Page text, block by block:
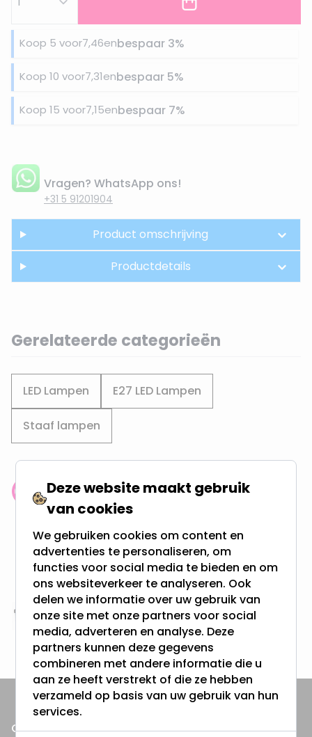
Koop 5 voor7,46enbespaar 3%
Koop 10 voor7,31enbespaar 5%
Koop 15 voor7,15enbespaar 7%
Vragen? WhatsApp ons!
+31 5 91201904
Product omschrijving
Productdetails
Gerelateerde categorieën
LED Lampen E27 LED Lampen
Staaf lampen
Klantenbeoordeling: 9.4/10
meer dan 100.000 klanten gingen u voor
Gratis verzending + snel geleverd
Vanaf EUR100,- naar NL & BE
& 100 dagen recht op retour
Altijd uit eigen voorraad
3000m2 - 60.000+ Producten
ONZE PRODUCTEN
Deze website maakt gebruik
van cookies
We gebruiken cookies om content en
advertenties te personaliseren, om
functies voor social media te bieden en om
ons websiteverkeer te analyseren. Ook
delen we informatie over uw gebruik van
onze site met onze partners voor social
media, adverteren en analyse. Deze
partners kunnen deze gegevens
combineren met andere informatie die u
aan ze heeft verstrekt of die ze hebben
verzameld op basis van uw gebruik van hun
services.